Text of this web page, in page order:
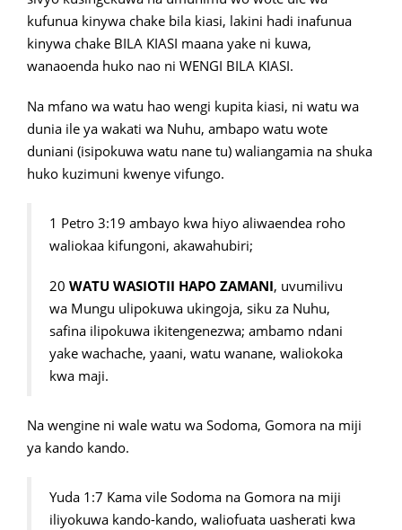
kufunua kinywa chake bila kiasi, lakini hadi inafunua
kinywa chake BILA KIASI maana yake ni kuwa,
wanaoenda huko nao ni WENGI BILA KIASI.
Na mfano wa watu hao wengi kupita kiasi, ni watu wa
dunia ile ya wakati wa Nuhu, ambapo watu wote
duniani (isipokuwa watu nane tu) waliangamia na shuka
huko kuzimuni kwenye vifungo.
1 Petro 3:19 ambayo kwa hiyo aliwaendea roho
waliokaa kifungoni, akawahubiri;
20 WATU WASIOTII HAPO ZAMANI, uvumilivu
wa Mungu ulipokuwa ukingoja, siku za Nuhu,
safina ilipokuwa ikitengenezwa; ambamo ndani
yake wachache, yaani, watu wanane, waliokoka
kwa maji.
Na wengine ni wale watu wa Sodoma, Gomora na miji
ya kando kando.
Yuda 1:7 Kama vile Sodoma na Gomora na miji
iliyokuwa kando-kando, waliofuata uasherati kwa